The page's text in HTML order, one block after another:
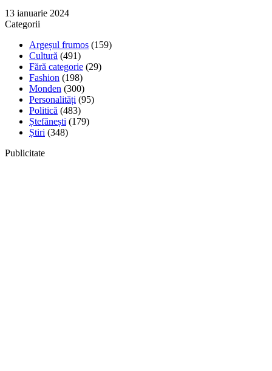
13 ianuarie 2024
Categorii
Argeșul frumos (159)
Cultură (491)
Fără categorie (29)
Fashion (198)
Monden (300)
Personalități (95)
Politică (483)
Ștefănești (179)
Știri (348)
Publicitate